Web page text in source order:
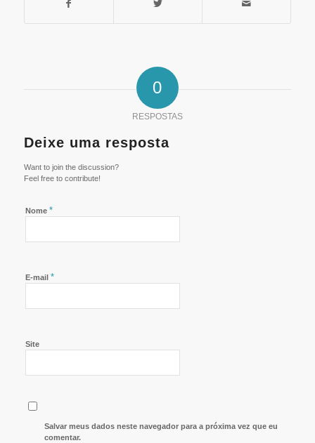
0
RESPOSTAS
Deixe uma resposta
Want to join the discussion?
Feel free to contribute!
Nome *
E-mail *
Site
Salvar meus dados neste navegador para a próxima vez que eu
comentar.